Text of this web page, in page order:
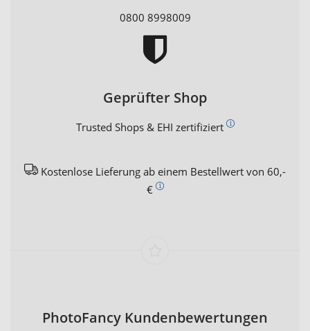
0800 8998009
Geprüfter Shop
Trusted Shops & EHI zertifiziert
Kostenlose Lieferung ab einem Bestellwert von 60,-
€
PhotoFancy Kundenbewertungen